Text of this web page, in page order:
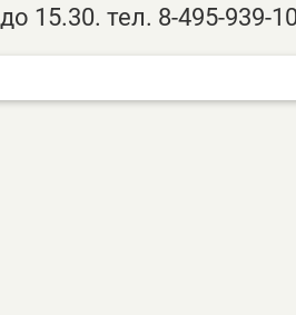
15.30. тел. 8-495-939-